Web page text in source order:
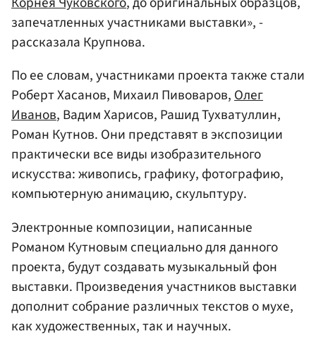
запечатленных участниками выставки», -
рассказала Крупнова.
По ее словам, участниками проекта также стали
Роберт Хасанов, Михаил Пивоваров,Олег
Иванов, Вадим Харисов, Рашид Тухватуллин,
Роман Кутнов. Они представят в экспозиции
практически все виды изобразительного
искусства: живопись, графику, фотографию,
компьютерную анимацию, скульптуру.
Электронные композиции, написанные
Романом Кутновым специально для данного
проекта, будут создавать музыкальный фон
выставки. Произведения участников выставки
дополнит собрание различных текстов о мухе,
как художественных, так и научных.